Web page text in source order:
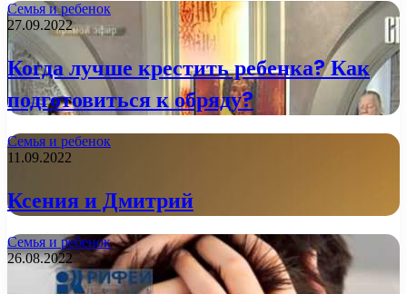
Семья и ребенок
27.09.2022
Когда лучше крестить ребенка? Как
подготовиться к обряду?
Семья и ребенок
11.09.2022
Ксения и Дмитрий
Семья и ребенок
26.08.2022